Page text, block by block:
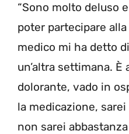
“Sono molto deluso
poter partecipare alla
medico mi ha detto
un’altra settimana. È
dolorante, vado in
la medicazione,
non sarei